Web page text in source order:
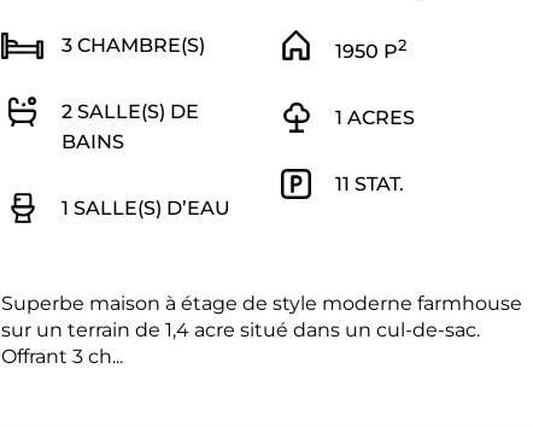
3 CHAMBRE(S)
2 SALLE(S) DE
BAINS
1 SALLE(S) D’EAU
1950 P2
1 ACRES
11 STAT.
Superbe maison à étage de style moderne farmhouse
sur un terrain de 1,4 acre situé dans un cul-de-sac.
Offrant 3 ch...